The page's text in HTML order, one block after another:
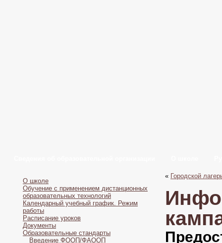
О школе
Обучение с применением дистанционных
образовательных технологий
Календарный учебный график. Режим
работы
Расписание уроков
Документы
Образовательные стандарты
Введение ФООП/ФАООП
« Городской